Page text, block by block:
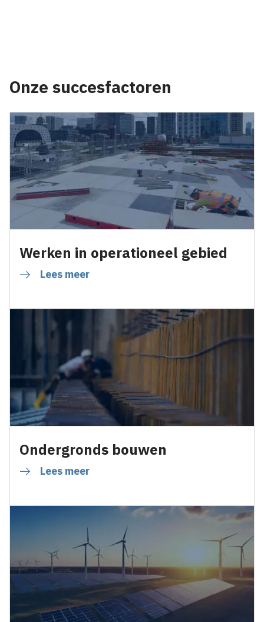
Wijzig cookie instellingen
Onze succesfactoren
Werken in operationeel gebied
Lees meer
Ondergronds bouwen
Lees meer